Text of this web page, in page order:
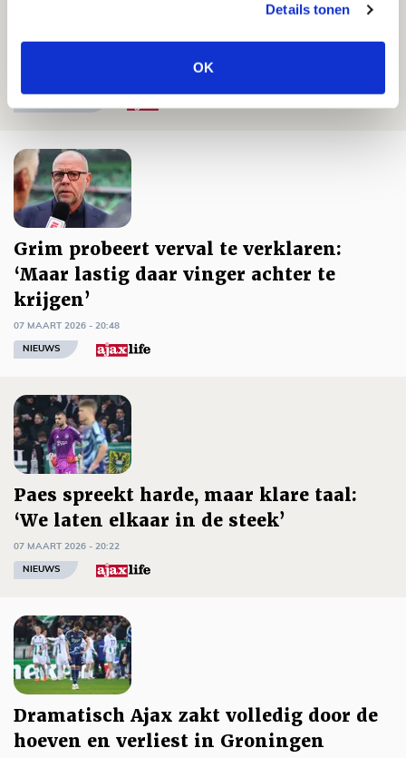
Details tonen
OK
Grim probeert verval te verklaren:
‘Maar lastig daar vinger achter te
krijgen’
07 MAART 2026 - 20:48
NIEUWS
Paes spreekt harde, maar klare taal:
‘We laten elkaar in de steek’
07 MAART 2026 - 20:22
NIEUWS
Dramatisch Ajax zakt volledig door de
hoeven en verliest in Groningen